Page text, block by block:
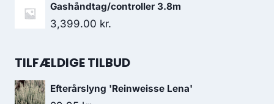
Gashåndtag/controller 3.8m
3,399.00 kr.
TILFÆLDIGE TILBUD
Efterårslyng 'Reinweisse Lena'